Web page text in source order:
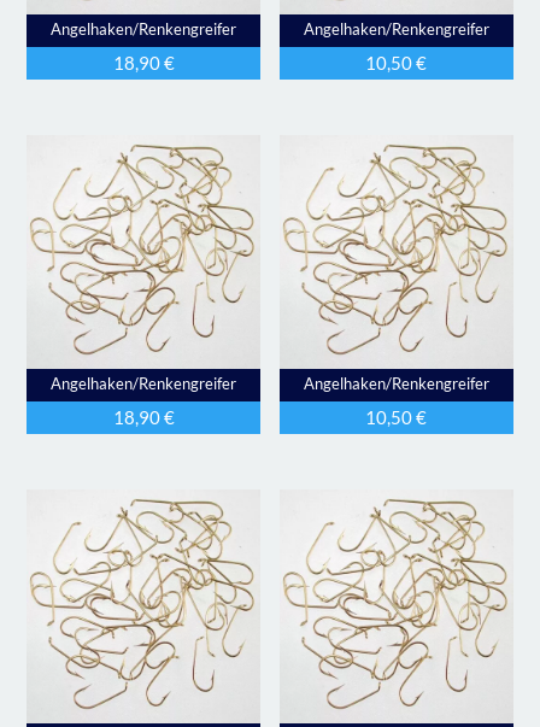
Angelhaken/Renkengreifer
18,90€
Angelhaken/Renkengreifer
10,50€
Angelhaken/Renkengreifer
18,90€
Angelhaken/Renkengreifer
10,50€